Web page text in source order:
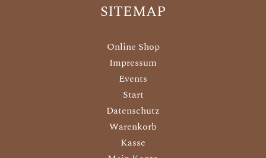
SITEMAP
Online Shop
Impressum
Events
Start
Datenschutz
Warenkorb
Kasse